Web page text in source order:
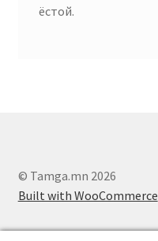
ёстой.
© Tamga.mn 2026
Built with WooCommerce